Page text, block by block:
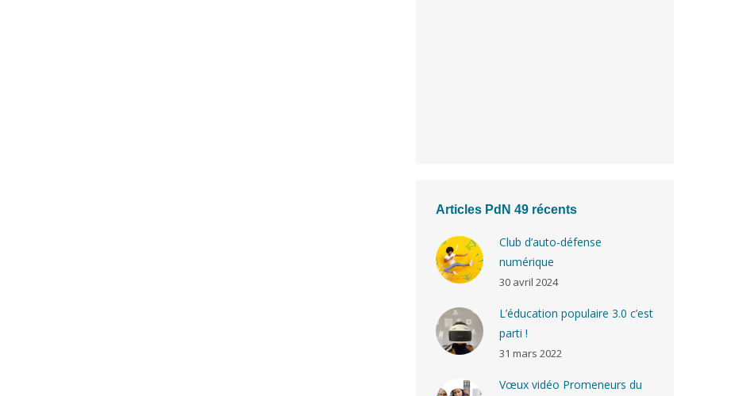
Articles PdN 49 récents
Club d’auto-défense
numérique
30 avril 2024
L’éducation populaire 3.0 c’est
parti !
31 mars 2022
Vœux vidéo Promeneurs du